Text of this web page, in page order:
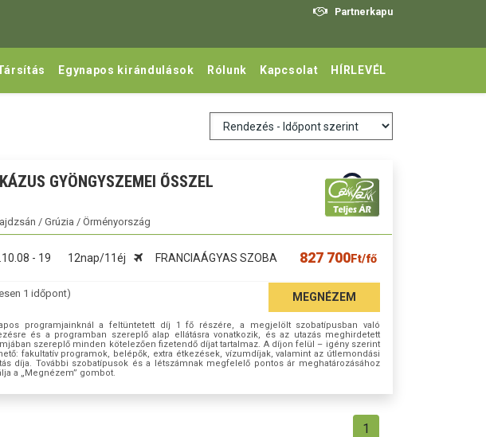
Partnerkapu
Egynapos kirándulások Rólunk Kapcsolat HÍRLEVÉL
GYÖNGYSZEMEI ŐSSZEL
/ Grúzia / Örményország
- 19 12nap/11éj FRANCIAÁGYAS SZOBA 827 700Ft/fő
1 időpont) MEGNÉZEM
programjainknál a feltüntetett díj 1 fő részére, a megjelölt szobatípusban való
és a programban szereplő alap ellátásra vonatkozik, és az utazás meghirdetett
szereplő minden kötelezően fizetendő díjat tartalmaz. A díjon felül – igény szerint
fakultatív programok, belépők, extra étkezések, vízumdíjak, valamint az útlemondási
díja. További szobatípusok és a létszámnak megfelelő pontos ár meghatározásához
a „Megnézem” gombot.
1